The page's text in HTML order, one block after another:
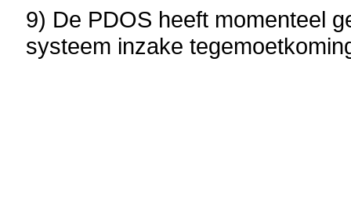
9) De PDOS heeft momenteel
systeem inzake